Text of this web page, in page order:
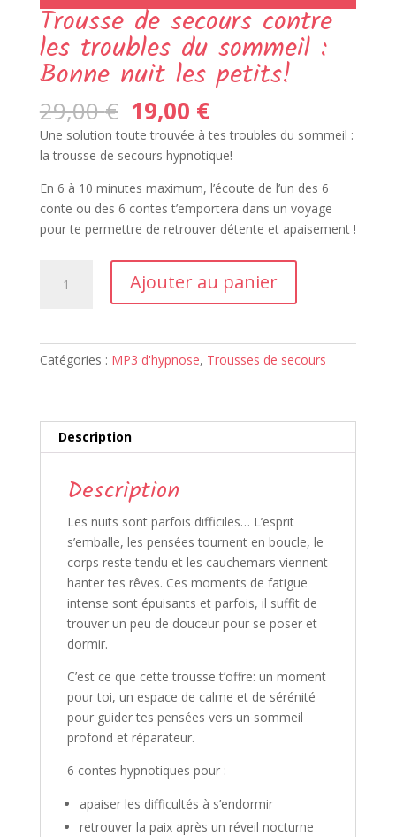
Trousse de secours contre
les troubles du sommeil :
Bonne nuit les petits!
29,00€ Le
prix
initial
était :
29,00 €.
19,00 €Le
prix
actuel
est :
19,00 €.
Une solution toute trouvée à tes troubles du sommeil :
la trousse de secours hypnotique!
En 6 à 10 minutes maximum, l’écoute de l’un des 6
conte ou des 6 contes t’emportera dans un voyage
pour te permettre de retrouver détente et apaisement !
secours
contre
sommeil
Bonne
Ajouter au panier
Catégories : MP3 d'hypnose, Trousses de secours
Description
Description
Les nuits sont parfois difficiles… L’esprit
s’emballe, les pensées tournent en boucle, le
corps reste tendu et les cauchemars viennent
hanter tes rêves. Ces moments de fatigue
intense sont épuisants et parfois, il suffit de
trouver un peu de douceur pour se poser et
dormir.
C’est ce que cette trousse t’offre: un moment
pour toi, un espace de calme et de sérénité
pour guider tes pensées vers un sommeil
profond et réparateur.
6 contes hypnotiques pour :
apaiser les difficultés à s’endormir
retrouver la paix après un réveil nocturne